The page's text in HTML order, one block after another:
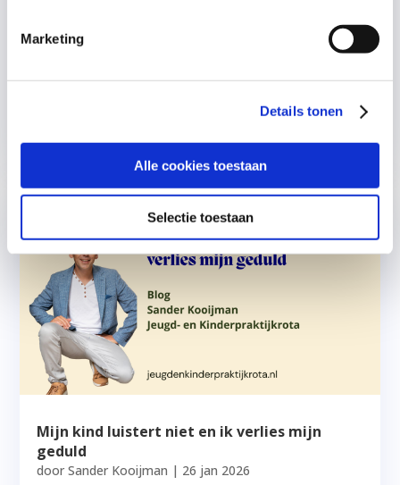
Marketing
Details tonen
Alle cookies toestaan
Selectie toestaan
van hun kind te versterken met
complimenten, maar dat werkt vaak niet.
Ontdek wat er écht achter zit en wat jij
Mijn kind luistert niet en ik verlies mijn
geduld
doorSander Kooijman | 26 jan 2026